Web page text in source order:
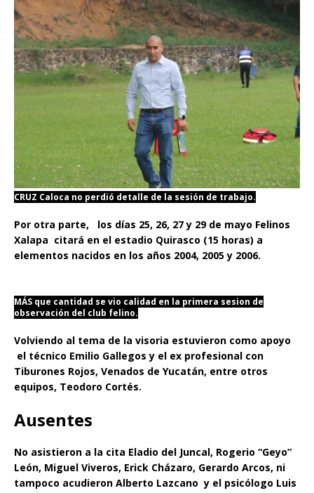
CRUZ Caloca no perdió detalle de la sesión de trabajo.
Por otra parte, los días 25, 26, 27 y 29 de mayo Felinos
Xalapa citará en el estadio Quirasco (15 horas) a
elementos nacidos en los años 2004, 2005 y 2006.
MÁS que cantidad se vio calidad en la primera sesion de
observación del club felino.
Volviendo al tema de la visoria estuvieron como apoyo
el técnico Emilio Gallegos y el ex profesional con
Tiburones Rojos, Venados de Yucatán, entre otros
equipos, Teodoro Cortés.
Ausentes
No asistieron a la cita Eladio del Juncal, Rogerio “Geyo”
León, Miguel Viveros, Erick Cházaro, Gerardo Arcos, ni
tampoco acudieron Alberto Lazcano y el psicólogo Luis